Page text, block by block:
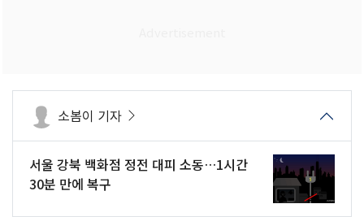
소봄이 기자
서울 강북 백화점 정전 대피 소동…1시간
30분 만에 복구